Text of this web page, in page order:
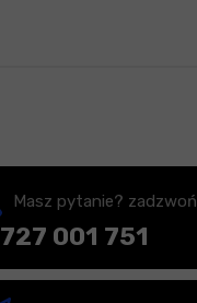
Masz pytanie? zadzwoń
727 001 751